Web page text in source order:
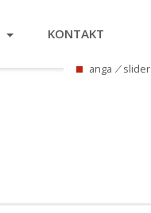
KONTAKT
anga ⁄slider